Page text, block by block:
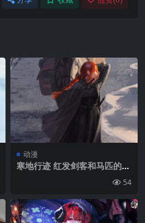
动漫
寒地行迹 红发剑客和马匹的冒
54